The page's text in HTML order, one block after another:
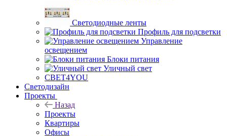
Светодиодные ленты
Профиль для подсветки
Управление
освещением
Блоки питания
Уличный свет
СВЕТ4YOU
Светодизайн
Проекты
Назад
Проекты
Квартиры
Офисы